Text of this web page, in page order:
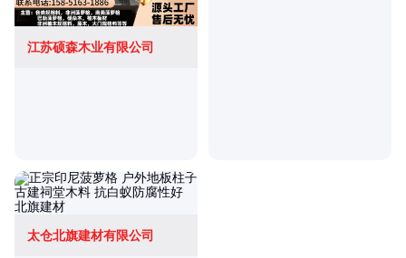
江苏硕森木业有限公司
太仓北旗建材有限公司